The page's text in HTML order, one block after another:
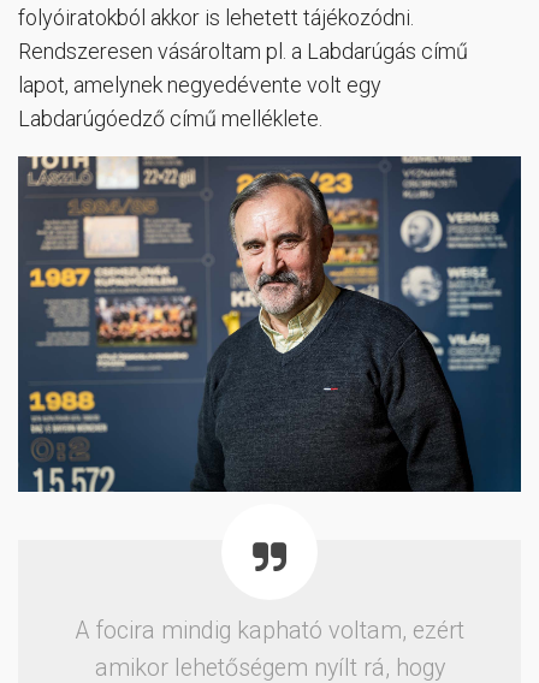
folyóiratokból akkor is lehetett tájékozódni.
Rendszeresen vásároltam pl. a Labdarúgás című
lapot, amelynek negyedévente volt egy
Labdarúgóedző című melléklete.
A focira mindig kapható voltam, ezért
amikor lehetőségem nyílt rá, hogy